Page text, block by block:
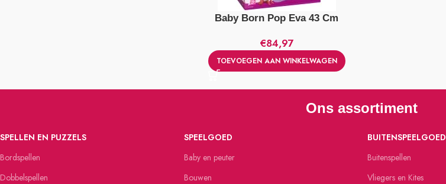
Baby Born Pop Eva 43 Cm
€84,97
TOEVOEGEN AAN WINKELWAGEN
Ons assortiment
SPELLEN EN PUZZELS
Bordspellen
Dobbelspellen
SPEELGOED
Baby en peuter
Bouwen
BUITENSPEELGOED
Buitenspellen
Vliegers en Kites